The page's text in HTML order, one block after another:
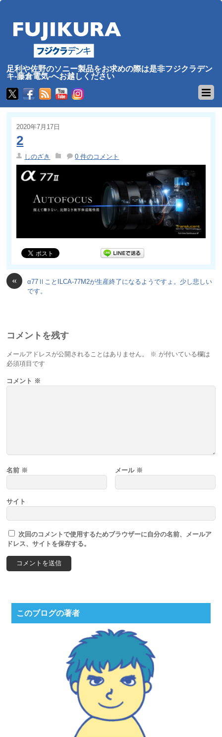
足利や佐野のソニー製品をお求めの際は是非フジクラデン
キ-藤倉電気-へお越しください
2020年7月17日
2
しのざき 0 件のコメント
«
α77ⅡことILCA-77M2が生産終了になるようですょ。少し悲しい
です。
コメントを残す
メールアドレスが公開されることはありません。 ※ が付いている欄は
必須項目です
コメント ※
名前 ※ メール ※
サイト
次回のコメントで使用するためブラウザーに自分の名前、メールア
ドレス、サイトを保存する。
このブログの著者